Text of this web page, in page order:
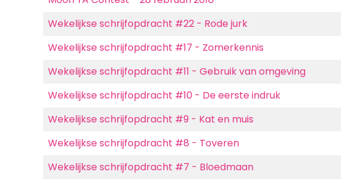
Wekelijkse schrijfopdracht #22 - Rode jurk
Wekelijkse schrijfopdracht #17 - Zomerkennis
Wekelijkse schrijfopdracht #11 - Gebruik van omgeving
Wekelijkse schrijfopdracht #10 - De eerste indruk
Wekelijkse schrijfopdracht #9 - Kat en muis
Wekelijkse schrijfopdracht #8 - Toveren
Wekelijkse schrijfopdracht #7 - Bloedmaan